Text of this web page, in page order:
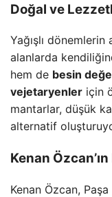
Doğal ve
Yağışlı dönemlerin
alanlarda
hem de besin
vejetaryenler için
mantarlar, düşük
alternatif
Kenan
Kenan Özcan, Paşa